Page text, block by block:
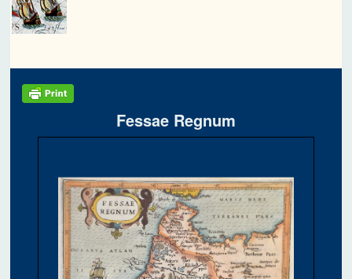
Fessae Regnum